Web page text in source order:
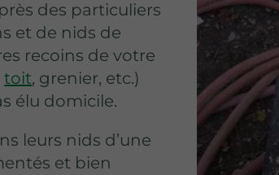
des particuliers
et de nids de
recoins de votre
toit, grenier, etc.)
élu domicile.
leurs nids d’une
et bien